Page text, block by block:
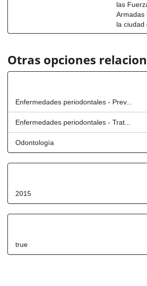
las
Armadas
la ciudad
Otras opciones
Enfermedades periodontales - Prev...
Enfermedades periodontales - Trat...
Odontología
2015
true